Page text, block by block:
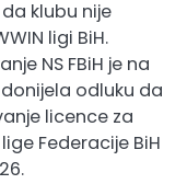
klubu nije
ligi BiH.
NS FBiH je na
odluku da
licence za
Federacije BiH